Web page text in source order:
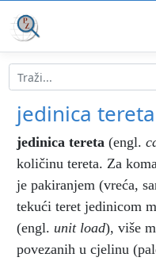
jedinica tereta
jedinica tereta (engl.
količinu tereta. Za
je pakiranjem (vreća,
tekući teret jedinicom
(engl. unit load), više
povezanih u cjelinu